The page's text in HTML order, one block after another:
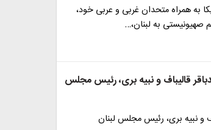
به همراه متحدان غربی و عربی خود،
صهیونیستی به لبنان،…
قالیباف و نبیه بری، رئیس مجلس
و نبیه بری، رئیس مجلس لبنان